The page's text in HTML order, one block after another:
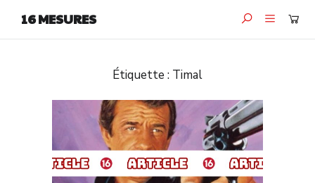
16 MESURES
Étiquette : Timal